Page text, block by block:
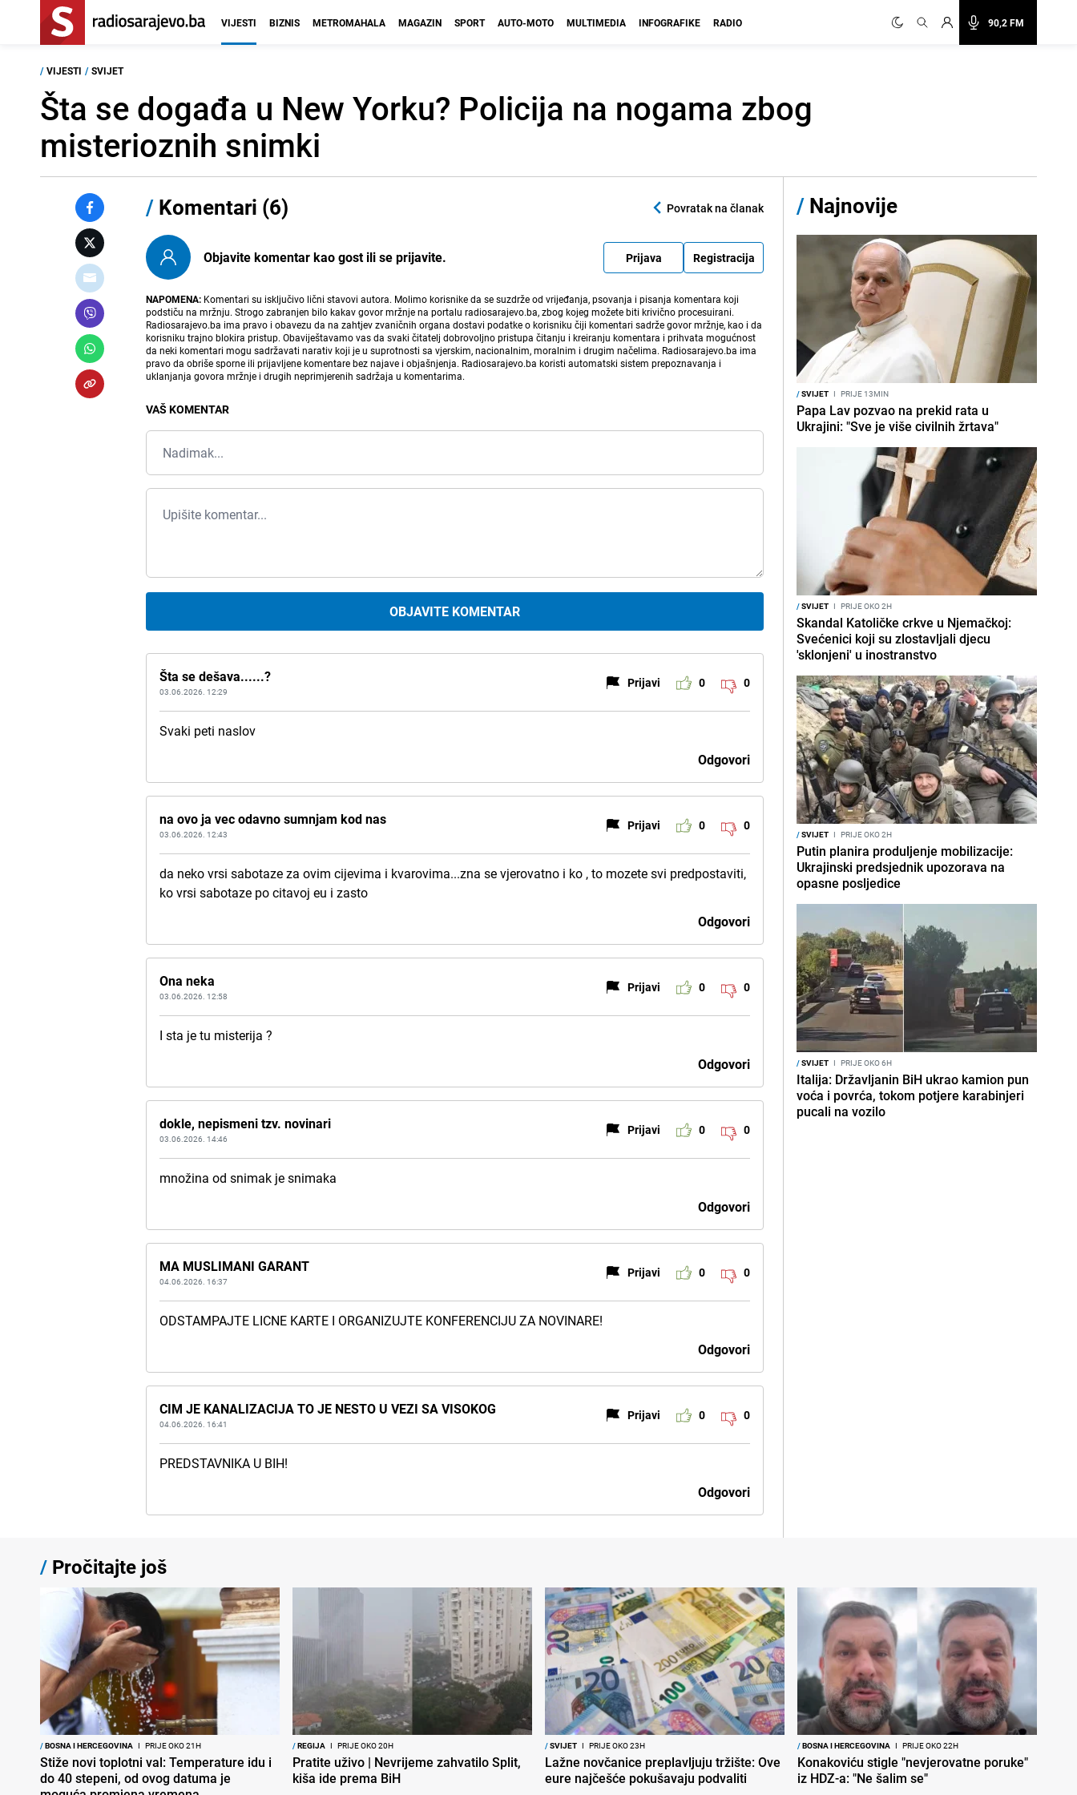
90,2 FM
VIJESTI BIZNIS METROMAHALA MAGAZIN SPORT AUTO-MOTO MULTIMEDIA INFOGRAFIKE RADIO
/ VIJESTI / SVIJET
Šta se događa u New Yorku? Policija na nogama zbog
misterioznih snimki
/ Komentari (6) Povratak na članak
Objavite komentar kao gost ili se prijavite. Prijava Registracija
NAPOMENA: Komentari su isključivo lični stavovi autora. Molimo korisnike da se suzdrže od vrijeđanja, psovanja i pisanja komentara koji
podstiču na mržnju. Strogo zabranjen bilo kakav govor mržnje na portalu radiosarajevo.ba, zbog kojeg možete biti krivično procesuirani.
Radiosarajevo.ba ima pravo i obavezu da na zahtjev zvaničnih organa dostavi podatke o korisniku čiji komentari sadrže govor mržnje, kao i da
korisniku trajno blokira pristup. Obaviještavamo vas da svaki čitatelj dobrovoljno pristupa čitanju i kreiranju komentara i prihvata mogućnost
da neki komentari mogu sadržavati narativ koji je u suprotnosti sa vjerskim, nacionalnim, moralnim i drugim načelima. Radiosarajevo.ba ima
pravo da obriše sporne ili prijavljene komentare bez najave i objašnjenja. Radiosarajevo.ba koristi automatski sistem prepoznavanja i
uklanjanja govora mržnje i drugih neprimjerenih sadržaja u komentarima.
VAŠ KOMENTAR
OBJAVITE KOMENTAR
Šta se dešava......?
03.06.2026. 12:29
Prijavi 0 0
Svaki peti naslov
Odgovori
na ovo ja vec odavno sumnjam kod nas
03.06.2026. 12:43
Prijavi 0 0
da neko vrsi sabotaze za ovim cijevima i kvarovima...zna se vjerovatno i ko , to mozete svi predpostaviti,
ko vrsi sabotaze po citavoj eu i zasto
Odgovori
Ona neka
03.06.2026. 12:58
Prijavi 0 0
I sta je tu misterija ?
Odgovori
dokle, nepismeni tzv. novinari
03.06.2026. 14:46
Prijavi 0 0
množina od snimak je snimaka
Odgovori
MA MUSLIMANI GARANT
04.06.2026. 16:37
Prijavi 0 0
ODSTAMPAJTE LICNE KARTE I ORGANIZUJTE KONFERENCIJU ZA NOVINARE!
Odgovori
CIM JE KANALIZACIJA TO JE NESTO U VEZI SA VISOKOG
04.06.2026. 16:41
Prijavi 0 0
PREDSTAVNIKA U BIH!
Odgovori
/ Najnovije
/SVIJET I PRIJE 13MIN
Papa Lav pozvao na prekid rata u
Ukrajini: "Sve je više civilnih žrtava"
/SVIJET I PRIJE OKO 2H
Skandal Katoličke crkve u Njemačkoj:
Svećenici koji su zlostavljali djecu
'sklonjeni' u inostranstvo
/SVIJET I PRIJE OKO 2H
Putin planira produljenje mobilizacije:
Ukrajinski predsjednik upozorava na
opasne posljedice
/SVIJET I PRIJE OKO 6H
Italija: Državljanin BiH ukrao kamion pun
voća i povrća, tokom potjere karabinjeri
pucali na vozilo
/ Pročitajte još
/BOSNA I HERCEGOVINA I PRIJE OKO 21H
Stiže novi toplotni val: Temperature idu i
do 40 stepeni, od ovog datuma je
/REGIJA I PRIJE OKO 20H
Pratite uživo | Nevrijeme zahvatilo Split,
kiša ide prema BiH
/SVIJET I PRIJE OKO 23H
Lažne novčanice preplavljuju tržište: Ove
eure najčešće pokušavaju podvaliti
/BOSNA I HERCEGOVINA I PRIJE OKO 22H
Konakoviću stigle "nevjerovatne poruke"
iz HDZ-a: "Ne šalim se"